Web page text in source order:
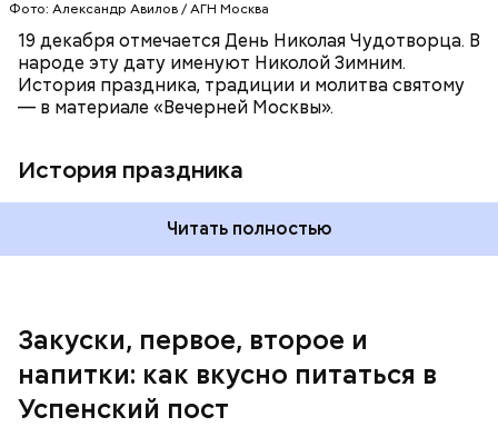
Фото: Александр Авилов / АГН Москва
19 декабря отмечается День Николая Чудотворца. В
народе эту дату именуют Николой Зимним.
История праздника, традиции и молитва святому
— в материале «Вечерней Москвы».
История праздника
Читать полностью
Закуски, первое, второе и
напитки: как вкусно питаться в
Успенский пост
600 г помидоров;
300 г моркови;
200 г шпината;
зелень петрушки и укропа.
петрушки, помидоры, нарезанные небольшими
дольками, и все тушить 10-15 минут. Полученный
соус заправить солью, сахаром, раствором
лимонной кислоты или уксусом, залить им
обжаренные баклажаны и тушить в жарочном